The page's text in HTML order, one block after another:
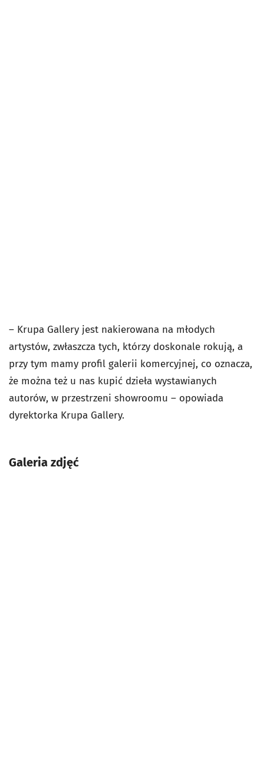
– Krupa Gallery jest nakierowana na młodych
artystów, zwłaszcza tych, którzy doskonale rokują, a
przy tym mamy profil galerii komercyjnej, co oznacza,
że można też u nas kupić dzieła wystawianych
autorów, w przestrzeni showroomu – opowiada
dyrektorka Krupa Gallery.
Galeria zdjęć